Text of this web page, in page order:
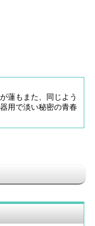
蓮もまた、同じよう
用で淡い秘密の青春